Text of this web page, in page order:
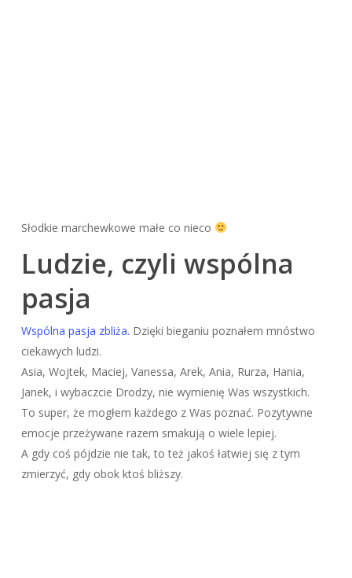
Słodkie marchewkowe małe co nieco
Ludzie, czyli wspólna
pasja
Wspólna pasja zbliża. Dzięki bieganiu poznałem mnóstwo
ciekawych ludzi.
Asia, Wojtek, Maciej, Vanessa, Arek, Ania, Rurza, Hania,
Janek, i wybaczcie Drodzy, nie wymienię Was wszystkich.
To super, że mogłem każdego z Was poznać. Pozytywne
emocje przeżywane razem smakują o wiele lepiej.
A gdy coś pójdzie nie tak, to też jakoś łatwiej się z tym
zmierzyć, gdy obok ktoś bliższy.